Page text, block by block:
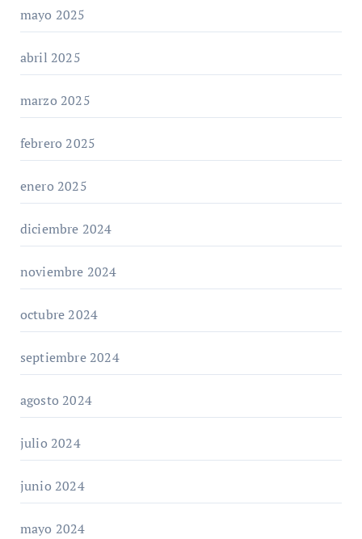
mayo 2025
abril 2025
marzo 2025
febrero 2025
enero 2025
diciembre 2024
noviembre 2024
octubre 2024
septiembre 2024
agosto 2024
julio 2024
junio 2024
mayo 2024